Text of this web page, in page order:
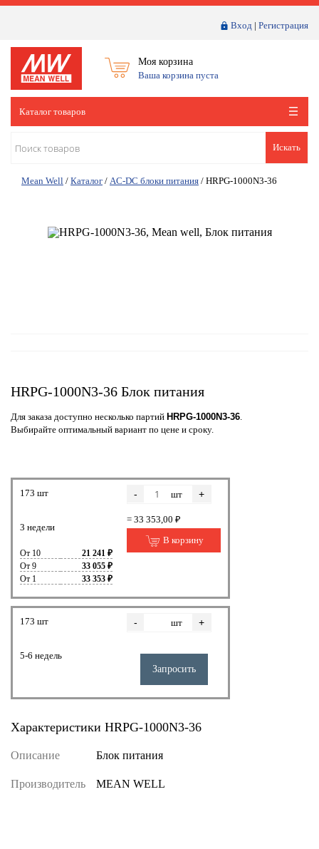
Вход | Регистрация
Моя корзина
Ваша корзина пуста
Каталог товаров
Искать
Mean Well / Каталог / AC-DC блоки питания / HRPG-1000N3-36
HRPG-1000N3-36 Блок питания
Для заказа доступно несколько партий HRPG-1000N3-36
Выбирайте оптимальный вариант по цене и сроку.
173 шт
3 недели
От 10
21 241 ₽
От 9
33 055 ₽
От 1
33 353 ₽
- шт +
= 33 353,00 ₽
В корзину
173 шт
5-6 недель
- шт +
Запросить
Характеристики HRPG-1000N3-36
Описание Блок питания
Производитель MEAN WELL